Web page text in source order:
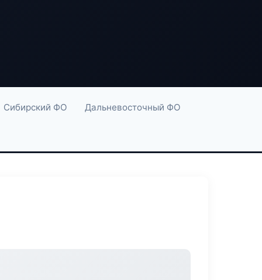
Сибирский ФО Дальневосточный ФО